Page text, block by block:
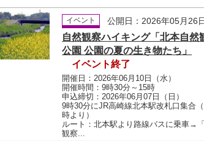
イベント 公開日：2026年05月26
自然観察ハイキング「北本自然
公園 公園の夏の生き物たち」
イベント終了
開催日：2026年06月10日（水）
開催時間：9時30分～15時
申込締切：2026年06月07日（日）
9時30分にJR高崎線北本駅改札口集合
時より）
ルート：北本駅より路線バスに乗車→
観察...